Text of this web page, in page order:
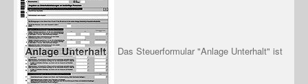
Das Steuerformular "Anlage Unterhalt" ist